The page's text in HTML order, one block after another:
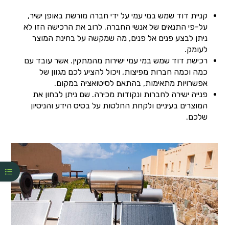
קניית דוד שמש במי עמי על ידי חברה מורשת באופן ישיר,
על-פי התנאים של אנשי החברה. לרוב את הרכישה הזו לא
ניתן לבצע פנים אל פנים, מה שמקשה על בחינת המוצר
לעומק.
רכישת דוד שמש במי עמי ישירות מהמתקין. אשר עובד עם
כמה וכמה חברות מפיצות, ויכול להציע לכם מגוון של
אפשרויות מתאימות, בהתאם לסיטואציה במקום.
פנייה ישירה לחברות ונקודות מכירה. שם ניתן לבחון את
המוצרים בעיניים ולקחת החלטות על בסיס הידע והניסיון
שלכם.